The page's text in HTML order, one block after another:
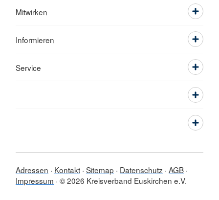
Mitwirken
Informieren
Service
Adressen Kontakt Sitemap Datenschutz AGB
Impressum © 2026 Kreisverband Euskirchen e.V.